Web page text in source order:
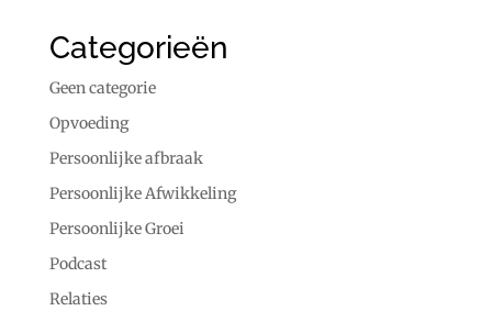
Categorieën
Geen categorie
Opvoeding
Persoonlijke afbraak
Persoonlijke Afwikkeling
Persoonlijke Groei
Podcast
Relaties